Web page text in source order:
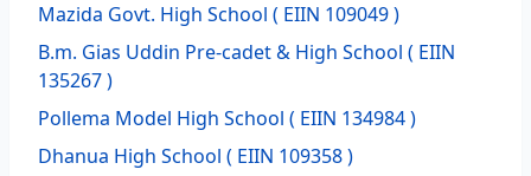
Mazida Govt. High School ( EIIN 109049 )
B.m. Gias Uddin Pre-cadet & High School ( EIIN
135267 )
Pollema Model High School ( EIIN 134984 )
Dhanua High School ( EIIN 109358 )